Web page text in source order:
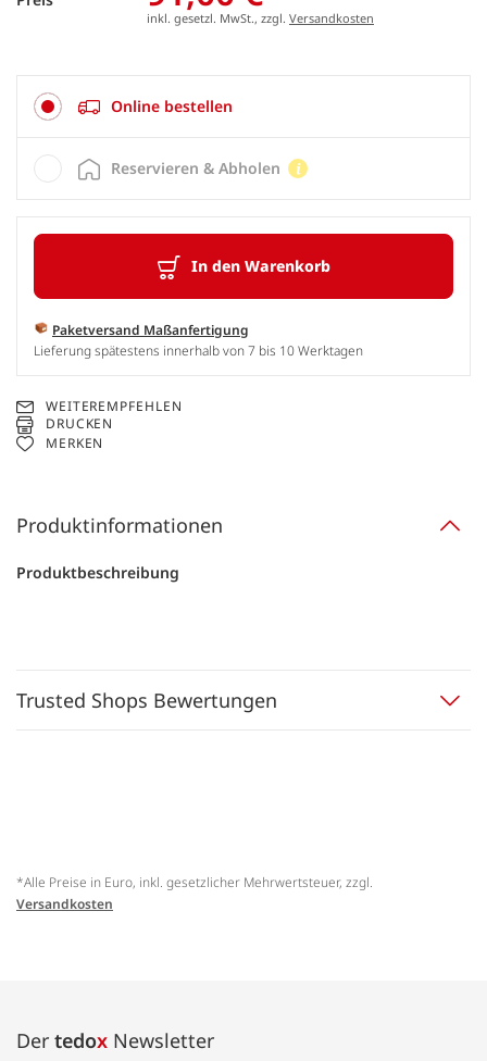
inkl. gesetzl. MwSt., zzgl. Versandkosten
Online bestellen
In den Warenkorb
Paketversand Maßanfertigung
Lieferung spätestens innerhalb von 7 bis 10 Werktagen
Reservieren & Abholen
WEITEREMPFEHLEN
DRUCKEN
MERKEN
Produktinformationen
Produktbeschreibung
Trusted Shops Bewertungen
*Alle Preise in Euro, inkl. gesetzlicher Mehrwertsteuer, zzgl.
Versandkosten
Der tedox Newsletter